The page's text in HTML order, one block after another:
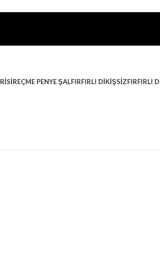
REÇME PENYE ŞALFIRFIRLI DIKIŞSIZFIRFIRLI